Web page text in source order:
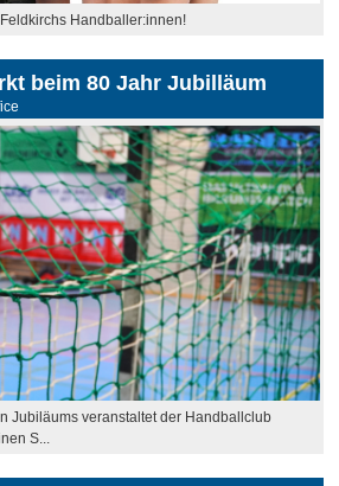
Handballer:innen!
beim 80 Jahr Jubilläum
Jubiläums veranstaltet der Handballclub
S...